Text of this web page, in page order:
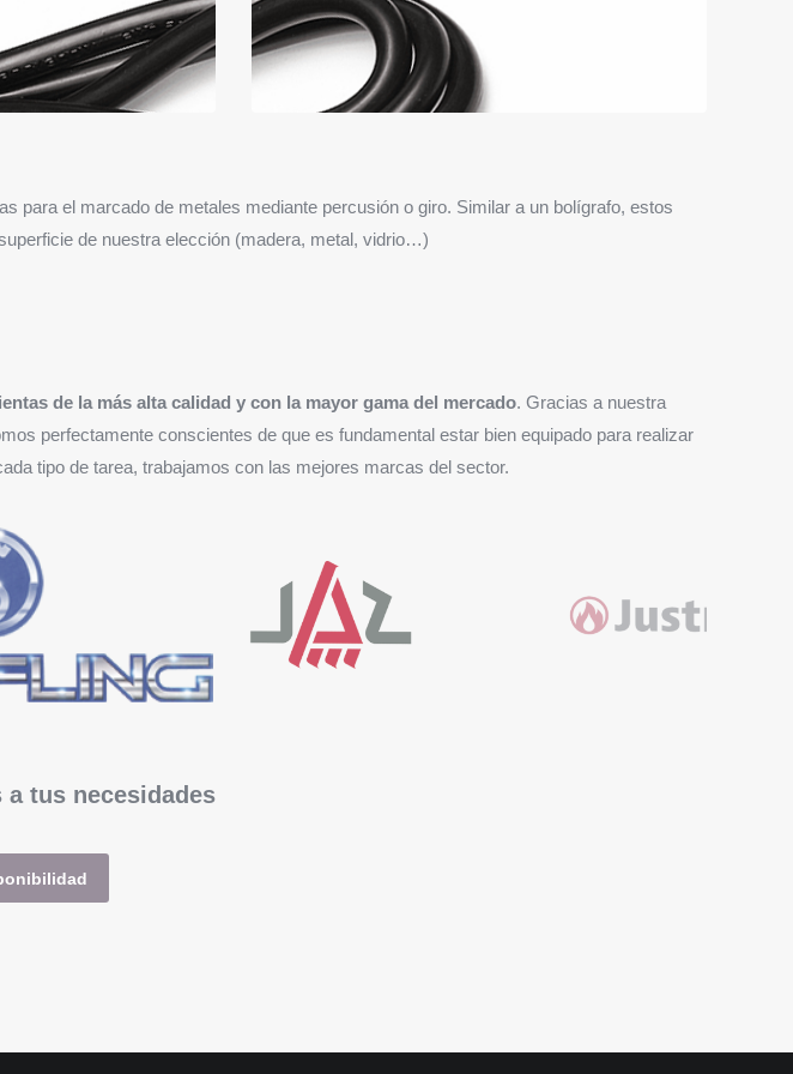
para el marcado de metales mediante percusión o giro. Similar a un bolígrafo, estos
de nuestra elección (madera, metal, vidrio…)
de la más alta calidad y con la mayor gama del mercado. Gracias a nuestra
perfectamente conscientes de que es fundamental estar bien equipado para realizar
tipo de tarea, trabajamos con las mejores marcas del sector.
a tus necesidades